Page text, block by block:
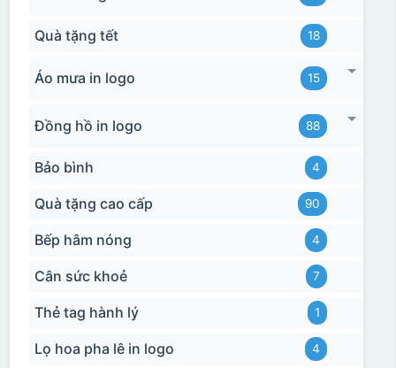
bề mặt, phẳng và
cong
Hộp xi ấm chén
Quà tặng tết 18
Áo mưa in logo 15
Đồng hồ in logo 88
Bảo bình 4
Quà tặng cao cấp 90
Bếp hâm nóng 4
Cân sức khoẻ 7
Thẻ tag hành lý 1
Lọ hoa pha lê in logo 4